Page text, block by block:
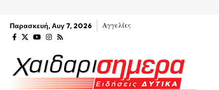
Παρασκευή, Αυγ 7, 2026 Αγγελίες